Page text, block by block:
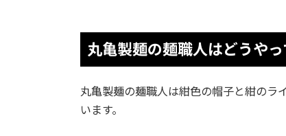
丸亀製麺の麺職人はどうや
丸亀製麺の麺職人は紺色の帽子と紺のラ
います。